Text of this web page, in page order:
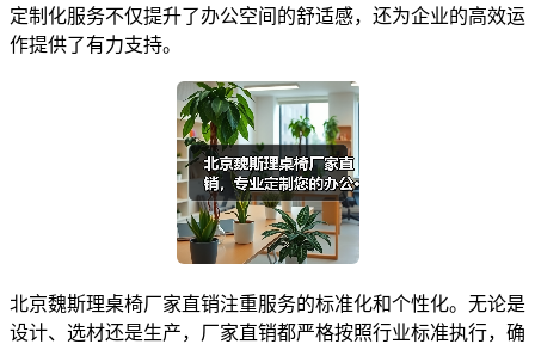
定制化服务不仅提升了办公空间的舒适感，还为企业的高效运
作提供了有力支持。
北京魏斯理桌椅厂家直销注重服务的标准化和个性化。无论是
设计、选材还是生产，厂家直销都严格按照行业标准执行，确